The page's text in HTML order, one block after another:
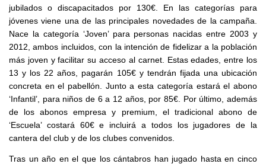
jubilados o discapacitados por 130€. En las categorías para
jóvenes viene una de las principales novedades de la campaña.
Nace la categoría ‘Joven’ para personas nacidas entre 2003 y
2012, ambos incluidos, con la intención de fidelizar a la población
más joven y facilitar su acceso al carnet. Estas edades, entre los
13 y los 22 años, pagarán 105€ y tendrán fijada una ubicación
concreta en el pabellón. Junto a esta categoría estará el abono
‘Infantil’, para niños de 6 a 12 años, por 85€. Por último, además
de los abonos empresa y premium, el tradicional abono de
‘Escuela’ costará 60€ e incluirá a todos los jugadores de la
cantera del club y de los clubes convenidos.
Tras un año en el que los cántabros han jugado hasta en cinco